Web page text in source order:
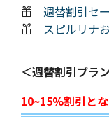
週替割引セ
スピルリナ
＜週替割引ブラ
10~15%割引と